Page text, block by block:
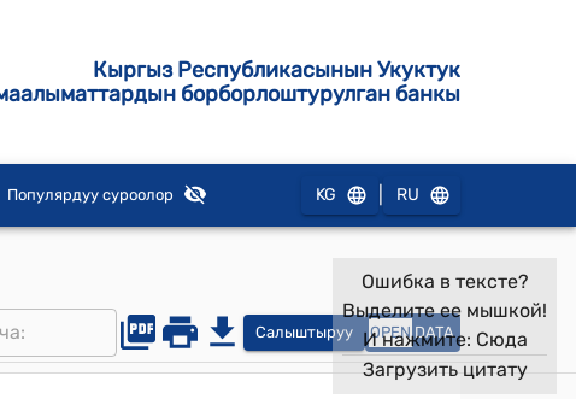
Кыргыз Республикасынын Укуктук
борборлоштурулган банкы
Популярдуу суроолор KG RU
Салыштыруу OPEN DATA
Ошибка в тексте?
Выделите ее мышкой!
И нажмите: Сюда
Загрузить цитату